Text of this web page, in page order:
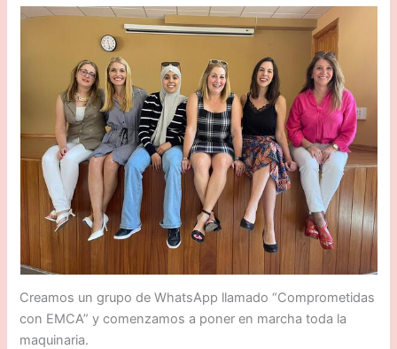
Creamos un grupo de WhatsApp llamado “Comprometidas
con EMCA” y comenzamos a poner en marcha toda la
maquinaria.